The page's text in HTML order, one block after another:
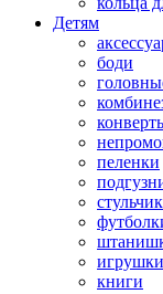
Детям
боди
пеленки
игрушки
книги